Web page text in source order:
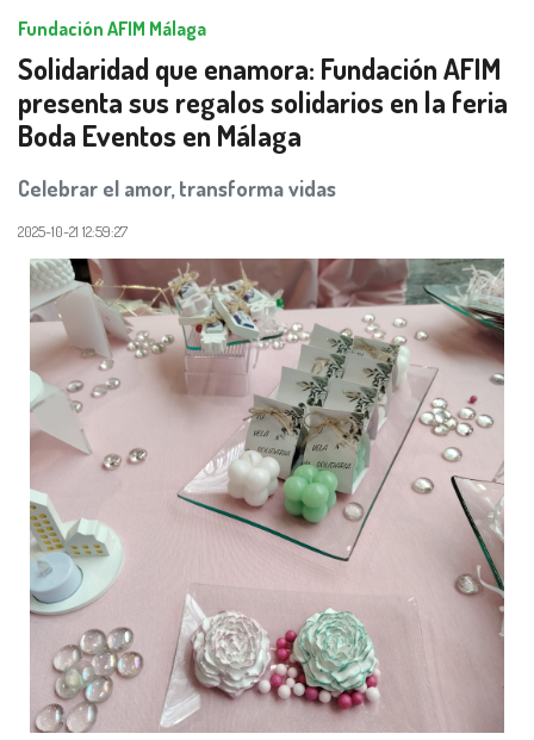
Fundación AFIM Málaga
Solidaridad que enamora: Fundación AFIM
presenta sus regalos solidarios en la feria
Boda Eventos en Málaga
Celebrar el amor, transforma vidas
2025-10-21 12:59:27